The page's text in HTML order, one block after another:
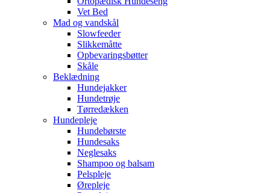
Vet Bed
Mad og vandskål
Slowfeeder
Slikkemåtte
Opbevaringsbøtter
Skåle
Beklædning
Hundejakker
Hundetrøje
Tørredækken
Hundepleje
Hundebørste
Hundesaks
Neglesaks
Shampoo og balsam
Pelspleje
Ørepleje